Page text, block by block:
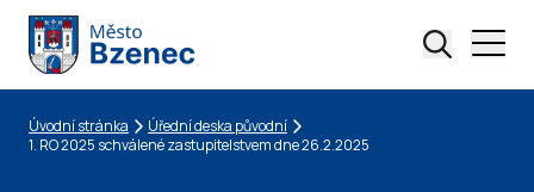
Drobečková navigace
Úvodní stránka
Úřední deska původní
1. RO 2025 schválené zastupitelstvem dne 26.2.2025